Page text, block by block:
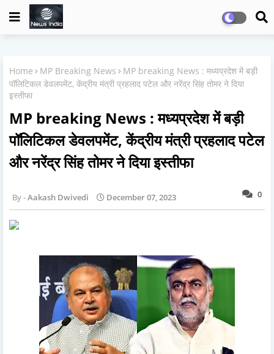
Home MP Breaking News
MP breaking News : मध्यप्रदेश में बड़ी
पॉलिटिकल डेवलपमेंट, केंद्रीय मंत्री प्रहलाद पटेल और नरेंद्र सिंह तोमर ने दिया
इस्तीफा
MP breaking News : मध्यप्रदेश में बड़ी
पॉलिटिकल डेवलपमेंट, केंद्रीय मंत्री प्रहलाद पटेल
और नरेंद्र सिंह तोमर ने दिया इस्तीफा
0
Aakash Dwivedi December 07, 2023